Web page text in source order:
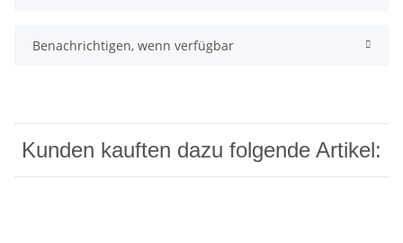
Benachrichtigen, wenn verfügbar
Kunden kauften dazu folgende Artikel: